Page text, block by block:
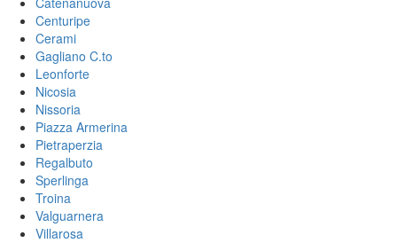
Centuripe
Cerami
Gagliano C.to
Leonforte
Nicosia
Nissoria
Piazza Armerina
Pietraperzia
Regalbuto
Sperlinga
Troina
Valguarnera
Villarosa